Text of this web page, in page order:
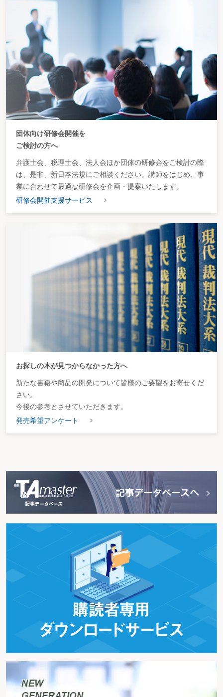
団体向け研修会開催を
ご検討の方へ
弁護士会、税理士会、法人会ほか団体の研修会をご検討の際
は、是非、新日本法規にご相談ください。講師をはじめ、事
業に合わせて最適な研修会を企画・提案いたします。
研修会開催支援サービス
お探しの本が見つからなかった方へ
新たな書籍や商品の開発について皆様のご要望をお寄せくだ
さい。
今後の参考とさせていただきます。
発売希望アンケート